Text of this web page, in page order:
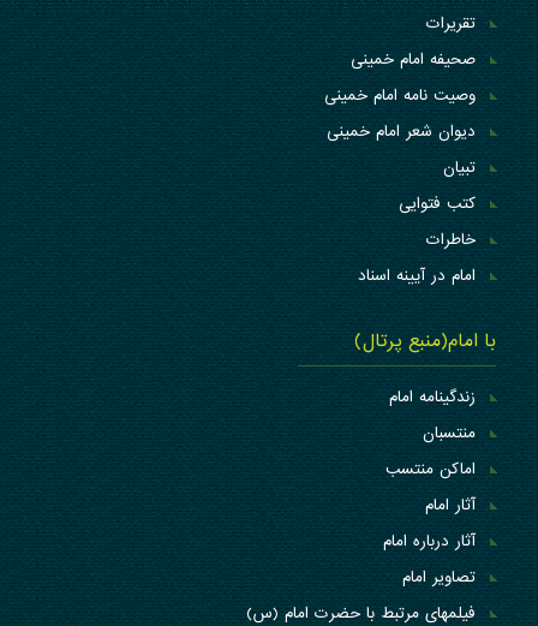
تقریرات
صحیفه امام خمینی
وصیت نامه امام خمینی
دیوان شعر امام خمینی
تبیان
کتب فتوایی
خاطرات
امام در آیینه اسناد
با امام(منبع پرتال)
زندگینامه امام
منتسبان
اماکن منتسب
آثار امام
آثار درباره امام
تصاویر امام
فیلمهای مرتبط با حضرت امام (س)